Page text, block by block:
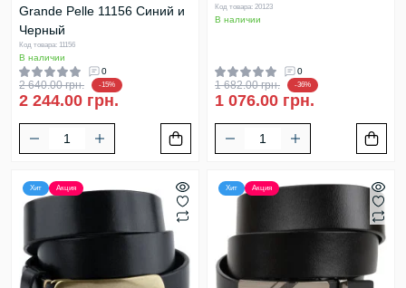
Grande Pelle 11156 Синий и
Черный
Код товара: 11156
В наличии
0
2 640.00 грн. -15%
2 244.00 грн.
Код товара: 20123
В наличии
0
1 682.00 грн. -36%
1 076.00 грн.
Хит Акция Хит Акция